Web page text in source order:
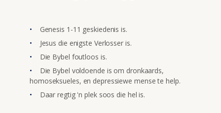
Genesis 1-11 geskiedenis is.
Jesus die enigste Verlosser is.
Die Bybel foutloos is.
Die Bybel voldoende is om dronkaards,
homoseksueles, en depressiewe mense te help.
Daar regtig 'n plek soos die hel is.